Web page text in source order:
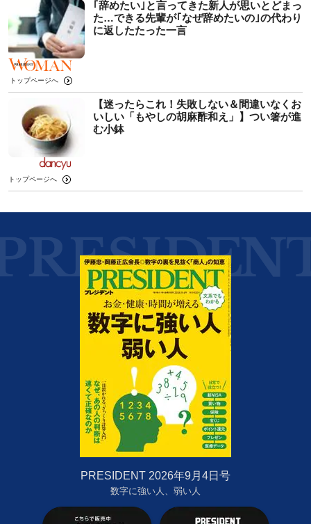
｢辞めたい｣と言ってきた新人が思いとどまっ
た…できる先輩が｢なぜ辞めたいの｣の代わり
に返したたった一言
トップページへ
【迷ったらこれ！失敗しない＆間違いなくお
いしい「もやしの胡麻酢和え」】つい箸が進
む小鉢
トップページへ
PRESIDENT 2026年9月4日号
数字に強い人、弱い人